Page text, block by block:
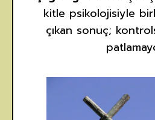
kitle psikolojisiyle
çıkan sonuç;